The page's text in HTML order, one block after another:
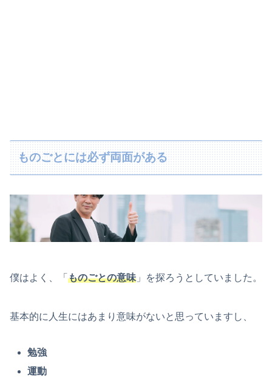
ものごとには必ず両面がある
僕はよく、「 ものごとの意味 」を探ろうとしていました。
基本的に人生にはあまり意味がないと思っていますし、
勉強
運動